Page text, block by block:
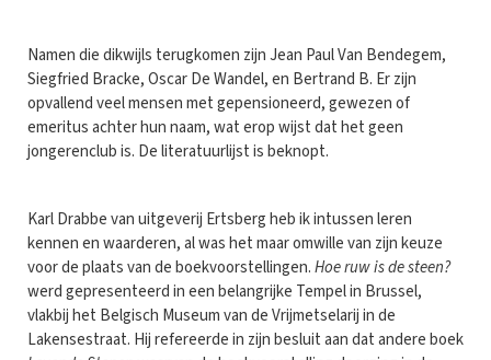
Namen die dikwijls terugkomen zijn Jean Paul Van Bendegem,
Siegfried Bracke, Oscar De Wandel, en Bertrand B. Er zijn
opvallend veel mensen met gepensioneerd, gewezen of
emeritus achter hun naam, wat erop wijst dat het geen
jongerenclub is. De literatuurlijst is beknopt.
Karl Drabbe van uitgeverij Ertsberg heb ik intussen leren
kennen en waarderen, al was het maar omwille van zijn keuze
voor de plaats van de boekvoorstellingen.Hoe ruw is de steen?
werd gepresenteerd in een belangrijke Tempel in Brussel,
vlakbij het Belgisch Museum van de Vrijmetselarij in de
Lakensestraat. Hij refereerde in zijn besluit aan dat andere boek